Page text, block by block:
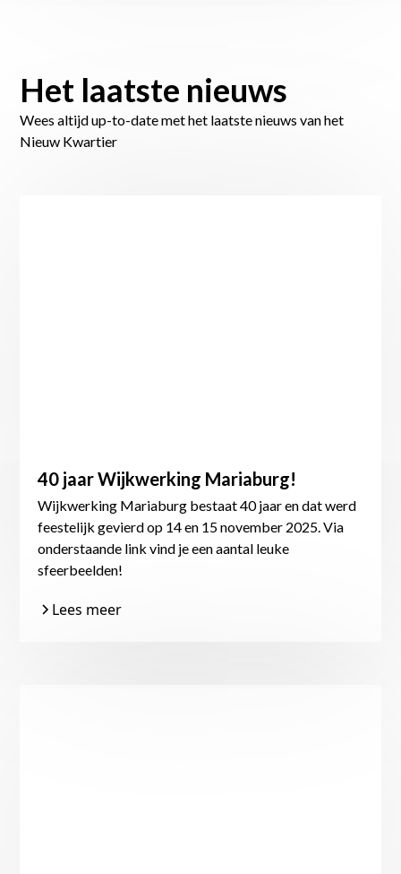
Het laatste nieuws
Wees altijd up-to-date met het laatste nieuws van het
Nieuw Kwartier
40 jaar Wijkwerking Mariaburg!
Wijkwerking Mariaburg bestaat 40 jaar en dat werd
feestelijk gevierd op 14 en 15 november 2025. Via
onderstaande link vind je een aantal leuke
sfeerbeelden!
Lees meer